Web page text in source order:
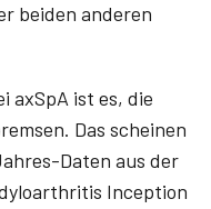
beiden anderen
axSpA ist es, die
Das scheinen
Daten aus der
Inception